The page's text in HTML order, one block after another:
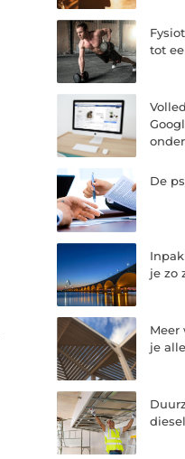
tot
De
je zo
Meer
je
diesel